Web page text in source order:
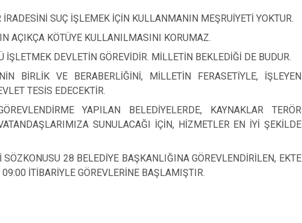
SUÇ İŞLEMEK İÇİN KULLANMANIN MEŞRUİYETİ YOKTUR.
AÇIKÇA KÖTÜYE KULLANILMASINI KORUMAZ.
İŞLETMEK DEVLETİN GÖREVİDİR. MİLLETİN BEKLEDİĞİ DE BUDUR.
BİRLİK VE BERABERLİĞİNİ, MİLLETİN FERASETİYLE, İŞLEYEN
TESİS EDECEKTİR.
YAPILAN BELEDİYELERDE, KAYNAKLAR TERÖR
SUNULACAĞI İÇİN, HİZMETLER EN İYİ ŞEKİLDE
28 BELEDİYE BAŞKANLIĞINA GÖREVLENDİRİLEN, EKTE
İTİBARİYLE GÖREVLERİNE BAŞLAMIŞTIR.